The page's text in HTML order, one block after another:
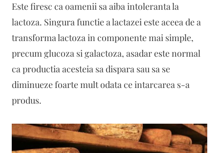
Este firesc ca oamenii sa aiba intoleranta la
lactoza. Singura functie a lactazei este aceea de a
transforma lactoza in componente mai simple,
precum glucoza si galactoza, asadar este normal
ca productia acesteia sa dispara sau sa se
diminueze foarte mult odata ce intarcarea s-a
produs.